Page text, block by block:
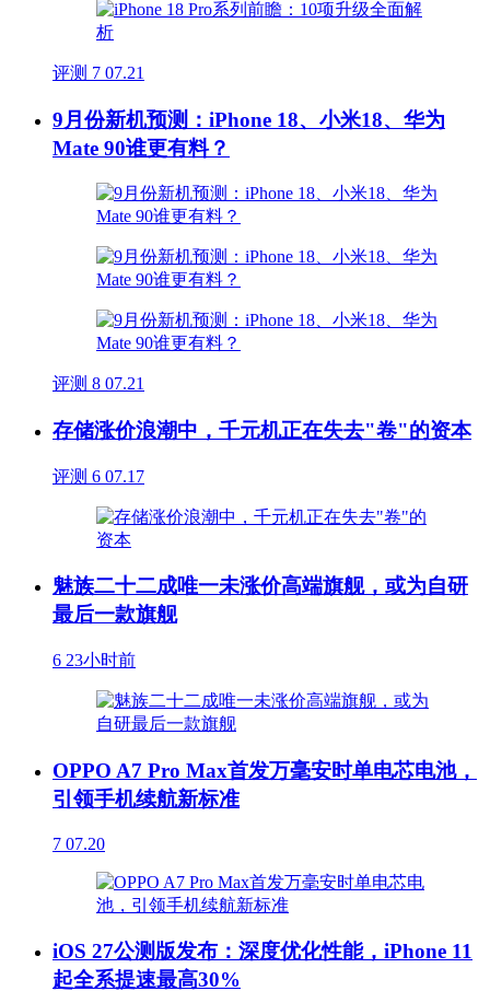
评测 7 07.21
9月份新机预测：iPhone 18、小米18、华为
Mate 90谁更有料？
评测 8 07.21
存储涨价浪潮中，千元机正在失去"卷"的资本
评测 6 07.17
魅族二十二成唯一未涨价高端旗舰，或为自研
最后一款旗舰
6 23小时前
OPPO A7 Pro Max首发万毫安时单电芯电池，
引领手机续航新标准
7 07.20
iOS 27公测版发布：深度优化性能，iPhone 11
起全系提速最高30%